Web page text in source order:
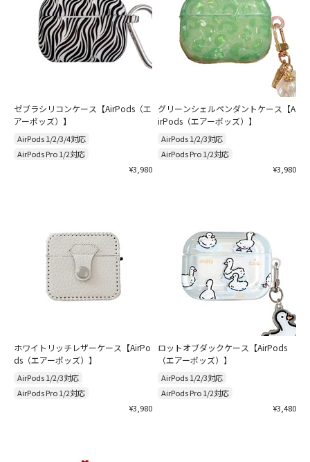
ゼブラシリコンケース【AirPods（エ
アーポッズ）】
AirPods 1/2/3/4対応
AirPods Pro 1/2対応
セール価格
¥3,980
グリーンシェルペンダントケース【A
irPods（エアーポッズ）】
AirPods 1/2/3対応
AirPods Pro 1/2対応
セール価格
¥3,980
ホワイトリッチレザーケース【AirPo
ds（エアーポッズ）】
AirPods 1/2/3対応
AirPods Pro 1/2対応
セール価格
¥3,980
ロットオブダックケース【AirPods
（エアーポッズ）】
AirPods 1/2/3対応
AirPods Pro 1/2対応
セール価格
¥3,480